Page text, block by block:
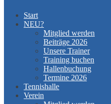
Start
NEU?
Mitglied werden
Beiträge 2026
Unsere Trainer
Training buchen
Hallenbuchung
Termine 2026
Tennishalle
Verein